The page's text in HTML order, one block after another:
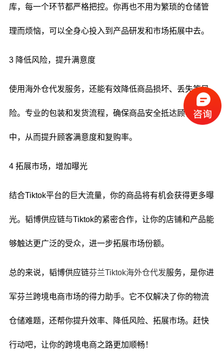
库，每一个环节都严格把控。你再也不用为繁琐的仓储管
理而烦恼，可以全身心投入到产品研发和市场拓展中去。
3 降低风险，提升满意度
使用海外仓代发服务，还能有效降低商品损坏、丢失等风
险。专业的包装和发货流程，确保商品安全抵达顾客手
中，从而提升顾客满意度和复购率。
4 拓展市场，增加曝光
结合Tiktok平台的巨大流量，你的商品将有机会获得更多曝
光。韬博供应链与Tiktok的紧密合作，让你的店铺和产品能
够触达更广泛的受众，进一步拓展市场份额。
总的来说，韬博供应链芬兰Tiktok海外仓代发服务，是你进
军芬兰跨境电商市场的得力助手。它不仅解决了你的物流
仓储难题，还帮你提升效率、降低风险、拓展市场。赶快
行动吧，让你的跨境电商之路更加顺畅！